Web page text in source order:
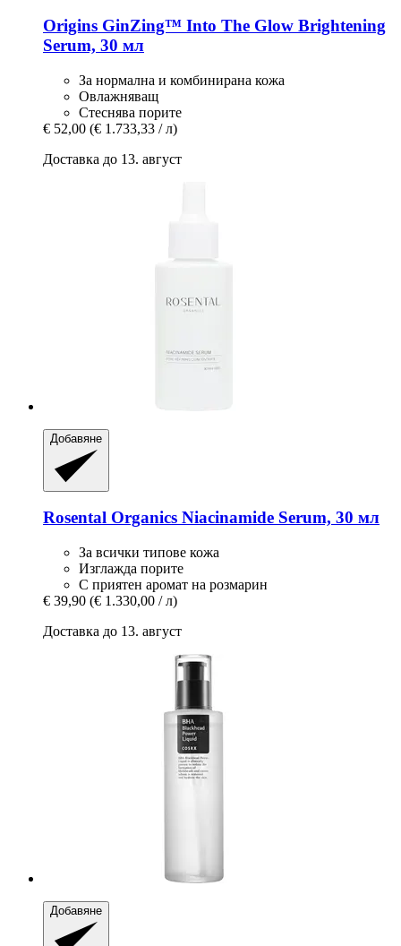
Origins GinZing™ Into The Glow Brightening
Serum, 30 мл
За нормална и комбинирана кожа
Овлажняващ
Стеснява порите
€ 52,00 (€ 1.733,33 / л)
Доставка до 13. август
Добавяне
Rosental Organics Niacinamide Serum, 30 мл
За всички типове кожа
Изглажда порите
С приятен аромат на розмарин
€ 39,90 (€ 1.330,00 / л)
Доставка до 13. август
Добавяне